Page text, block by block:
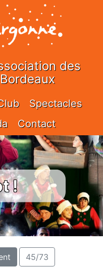
des
Spectacles
Contact
!
45/73